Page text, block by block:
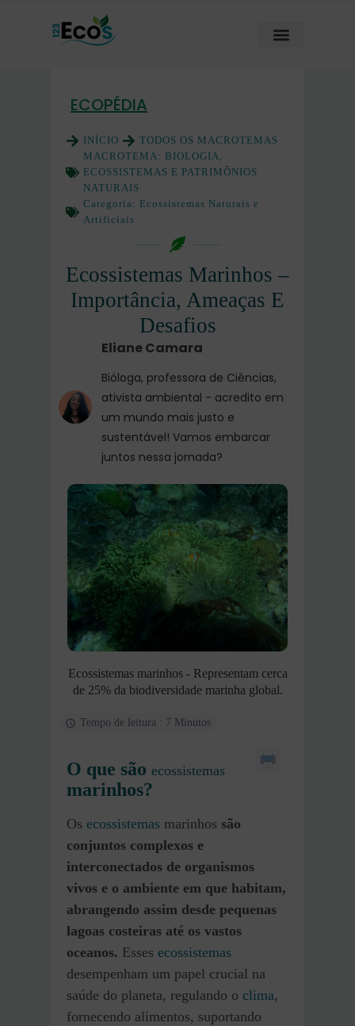
ECOPÉDIA
INÍCIO
TODOS OS MACROTEMAS
MACROTEMA: BIOLOGIA,
ECOSSISTEMAS E PATRIMÔNIOS
NATURAIS
Categoria: Ecossistemas Naturais e
Artificiais
Ecossistemas Marinhos –
Importância, Ameaças E
Desafios
Eliane Camara
Bióloga, professora de Ciências,
ativista ambiental - acredito em
um mundo mais justo e
sustentável! Vamos embarcar
juntos nessa jornada?
Ecossistemas marinhos - Representam cerca
de 25% da biodiversidade marinha global.
Tempo de leitura : 7 Minutos
O que são ecossistemas
marinhos?
Os ecossistemas marinhos são
conjuntos complexos e
interconectados de organismos
vivos e o ambiente em que habitam,
abrangendo assim desde pequenas
lagoas costeiras até os vastos
oceanos. Esses ecossistemas
desempenham um papel crucial na
saúde do planeta, regulando o clima,
fornecendo alimentos, suportando